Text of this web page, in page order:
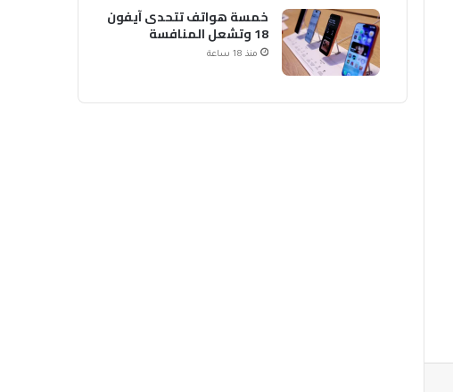
خمسة هواتف تتحدى آيفون
18 وتشعل المنافسة
منذ 18 ساعة